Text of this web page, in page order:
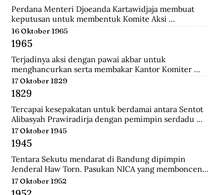
Perdana Menteri Djoeanda Kartawidjaja membuat
keputusan untuk membentuk Komite Aksi
Pembebasan Irian Barat di tiap penjuru Indonesia. Di
Jakarta telah berlangsung demonstrasi pemuda yang
diikuti oleh 100.000 orang untuk menuntut
pembebasan Irian Barat.
16 Oktober 1965
1965
Terjadinya aksi dengan pawai akbar untuk
menghancurkan serta membakar Kantor Komiter
Daerah Besar PKI di Jalan Pahlawan, Surabaya.
17 Oktober 1829
1829
Tercapai kesepakatan untuk berdamai antara Sentot
Alibasyah Prawiradirja dengan pemimpin serdadu
Belanda sehingga Sentot menghentikan peperangan.
Sentot Alibasyah (Pasha 'yang tinggi') menjadi
panglima di pasukan Diponegoro waktu masih
berumur 17 tahun. Ia adalah keturunan bupati
Madiun.
17 Oktober 1945
1945
Tentara Sekutu mendarat di Bandung dipimpin
Jenderal Haw Torn. Pasukan NICA yang membonceng
Sekutu berusaha mengembalikan kekuasaan Belanda
di Indonesia. Secara sepihak Sekutu meminta agar
17 Oktober 1952